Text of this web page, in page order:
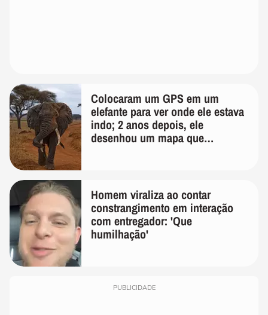
Colocaram um GPS em um
elefante para ver onde ele estava
indo; 2 anos depois, ele
desenhou um mapa que
Homem viraliza ao contar
constrangimento em interação
com entregador: 'Que
humilhação'
PUBLICIDADE